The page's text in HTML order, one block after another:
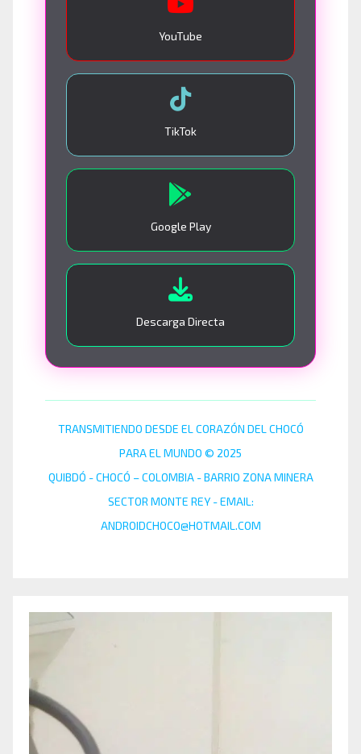
YouTube
TikTok
Google Play
Descarga Directa
TRANSMITIENDO DESDE EL CORAZÓN DEL CHOCÓ
PARA EL MUNDO © 2025
QUIBDÓ - CHOCÓ – COLOMBIA - BARRIO ZONA MINERA
SECTOR MONTE REY - EMAIL:
ANDROIDCHOCO@HOTMAIL.COM